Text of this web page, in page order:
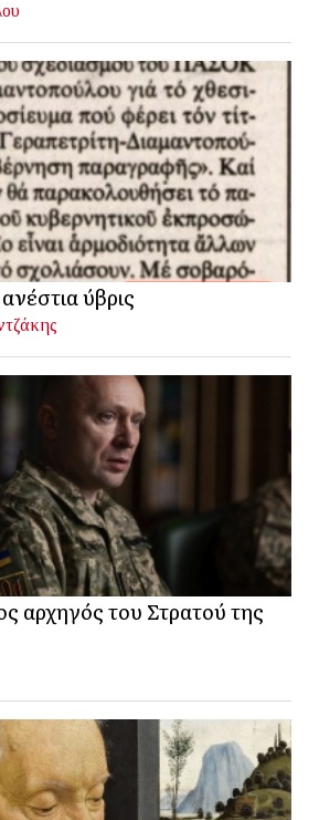
ύβρις
αρχηγός του Στρατού της